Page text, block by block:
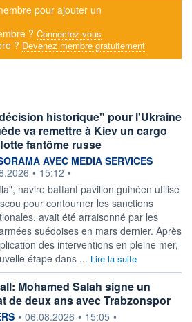
pour ajouter un
? Connectez-vous
? Devenez membre gratuitement
historique" pour l'Ukraine
va remettre à Kiev un cargo
fantôme russe
fournie par
AVEC MEDIA SERVICES
• 15:12 •
navire battant pavillon guinéen utilisé
pour contourner les sanctions
avait été arraisonné par les
suédoises en mars dernier. Après
des interventions en pleine mer,
étape dans ... Lire la suite
Mohamed Salah signe un
de deux ans avec Trabzonspor
fournie par
• 06.08.2026 • 15:05 •